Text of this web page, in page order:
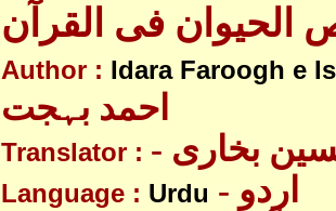
فی القرآن
Author : Idara Faroogh e
احمد بہجت
Translator : بخاری
Language : Urdu - اردو